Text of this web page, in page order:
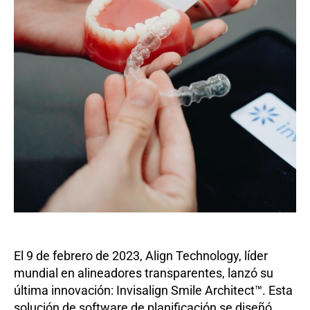
El 9 de febrero de 2023, Align Technology, líder
mundial en alineadores transparentes, lanzó su
última innovación: Invisalign Smile Architect™. Esta